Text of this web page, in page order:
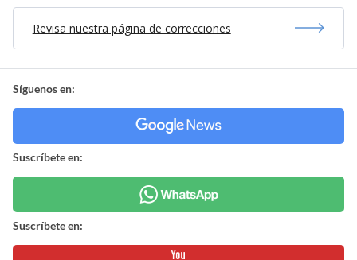
Revisa nuestra página de correcciones
Síguenos en:
Suscríbete en:
Suscríbete en: